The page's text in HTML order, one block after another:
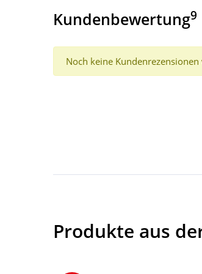
Kundenbewertung9
Noch keine
Produkte aus